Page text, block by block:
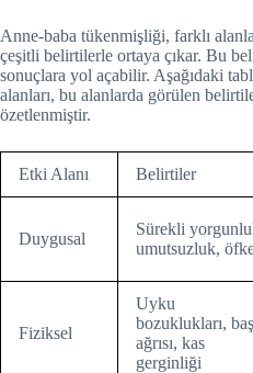
Anne-baba tükenmişliği, farklı
çeşitli belirtilerle ortaya çıkar. Bu
sonuçlara yol açabilir. Aşağıdaki
alanları, bu alanlarda görülen
özetlenmiştir.
Etki Alanı Belirtiler
Duygusal
Sürekli
umutsuzluk,
Fiziksel
Uyku
bozuklukları, baş
ağrısı, kas
gerginliği